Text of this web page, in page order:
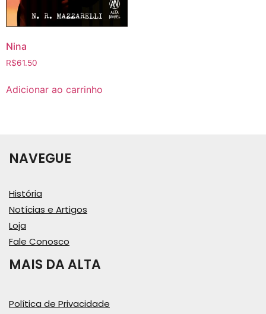
Nina
R$61.50
Adicionar ao carrinho
NAVEGUE
História
Notícias e Artigos
Loja
Fale Conosco
MAIS DA ALTA
Política de Privacidade